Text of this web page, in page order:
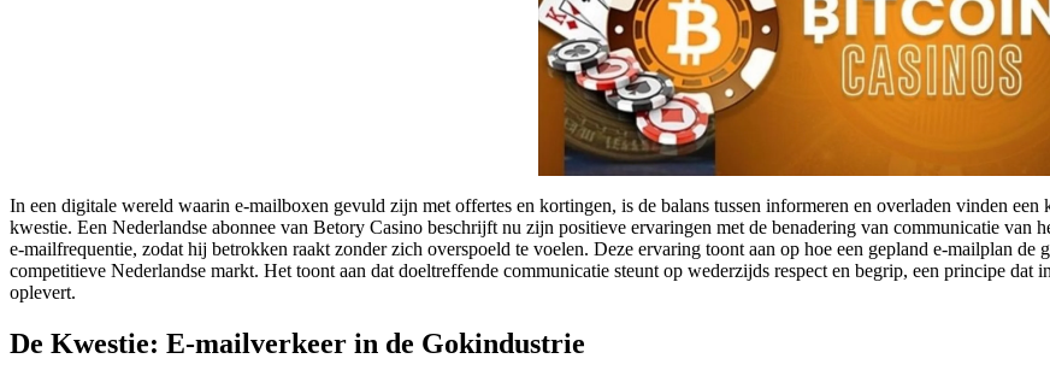
In een digitale wereld waarin e‑mailboxen gevuld zijn met offertes en kortingen, is de balans tussen informeren en overladen vinden
kwestie. Een Nederlandse abonnee van Betory Casino beschrijft nu zijn positieve ervaringen met de benadering van communicatie van
e-mailfrequentie, zodat hij betrokken raakt zonder zich overspoeld te voelen. Deze ervaring toont aan op hoe een gepland e‑mailplan
competitieve Nederlandse markt. Het toont aan dat doeltreffende communicatie steunt op wederzijds respect en begrip, een principe
oplevert.
De Kwestie: E-mailverkeer in de Gokindustrie